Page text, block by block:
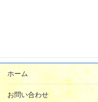
ホーム
お問い合わせ